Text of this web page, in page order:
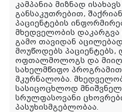
კამპანია მიზნად
განსაკუთრებით,
პაციენტების
მხედველობის დაკარგვა
გამო თავიდან
მოუწოდებს
ოფთალმოლოგს და
სახელმწიფო
მკურნალობა.
სასიცოცხლოდ
სრულფასოვანი
პასუხისმგებლობაა.